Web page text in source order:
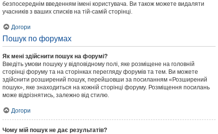
безпосереднім введенням імені користувача. Ви також можете видаляти
учасників з ваших списків на тій-самій сторінці.
Догори
Пошук по форумах
Як мені здійснити пошук на форумі?
Введіть умови пошуку у відповідному полі, яке розміщене на головній
сторінці форуму та на сторінках перегляду форумів та тем. Ви можете
здійснити розширений пошук, перейшовши за посиланням «Розширений
пошук», яке знаходиться на кожній сторінці форуму. Розміщення посилань
може відрізнятись, залежно від стилю.
Догори
Чому мій пошук не дає результатів?